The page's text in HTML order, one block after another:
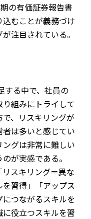
の有価証券報告書
むことが義務づけ
注目されている。
する中で、社員の
り組みにトライして
、リスキリングが
は多いと感じてい
グは非常に難しい
が実感である。
スキリング＝異な
習得」「アップス
つながるスキルを
役立つスキルを習